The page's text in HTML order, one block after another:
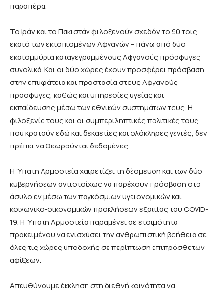
παραπέρα.
Το Ιράν και το Πακιστάν φιλοξενούν σχεδόν το 90 τοις
εκατό των εκτοπισμένων Αφγανών – πάνω από δύο
εκατομμύρια καταγεγραμμένους Αφγανούς πρόσφυγες
συνολικά. Και οι δύο χώρες έχουν προσφέρει πρόσβαση
στην επικράτεια και προστασία στους Αφγανούς
πρόσφυγες, καθώς και υπηρεσίες υγείας και
εκπαίδευσης μέσω των εθνικών συστημάτων τους. Η
φιλοξενία τους και οι συμπεριληπτικές πολιτικές τους,
που κρατούν εδώ και δεκαετίες και ολόκληρες γενιές, δεν
πρέπει να θεωρούνται δεδομένες.
Η Ύπατη Αρμοστεία χαιρετίζει τη δέσμευση και των δύο
κυβερνήσεων αντιστοίχως να παρέχουν πρόσβαση στο
άσυλο εν μέσω των παγκόσμιων υγειονομικών και
κοινωνικο-οικονομικών προκλήσεων εξαιτίας του COVID-
19. Η Ύπατη Αρμοστεία παραμένει σε ετοιμότητα
προκειμένου να ενισχύσει την ανθρωπιστική βοήθεια σε
όλες τις χώρες υποδοχής σε περίπτωση επιπρόσθετων
αφίξεων.
Απευθύνουμε έκκληση στη διεθνή κοινότητα να